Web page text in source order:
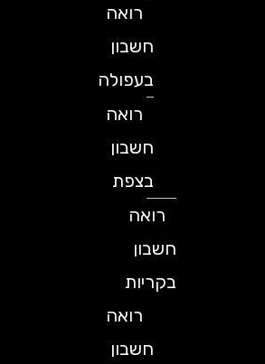
רואה
חשבון
בעפולה
רואה
חשבון
בצפת
רואה
חשבון
בקריות
רואה
חשבון